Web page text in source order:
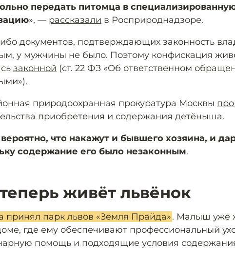
передать питомца в
», — рассказали в Росприроднадзоре.
документов, подтверждающих законность
у мужчины не было. Поэтому конфискация
законной (ст. 22 ФЗ «Об ответственном
природоохранная прокуратура Москвы
приобретения и содержания детёныша.
вероятно, что накажут и бывшего хозяина, и
содержание его было незаконным.
живёт львёнок
принял парк львов «Земля Прайда». Малыш уже
где ему обеспечивают профессиональный
помощь и подходящие условия